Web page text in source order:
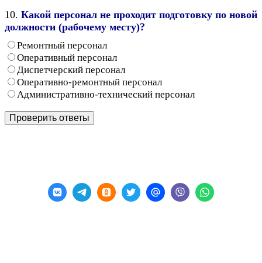
10. Какой персонал не проходит подготовку по новой
должности (рабочему месту)?
Ремонтный персонал
Оперативный персонал
Диспетчерский персонал
Оперативно-ремонтный персонал
Административно-технический персонал